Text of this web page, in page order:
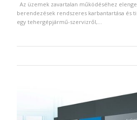
Az üzemek zavartalan működéséhez
berendezések rendszeres karbantartása és
egy tehergépjármű-szervizről,…